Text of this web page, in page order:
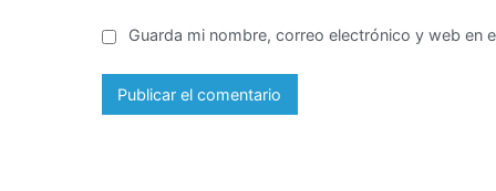
Guarda mi nombre, correo electrónico y web en